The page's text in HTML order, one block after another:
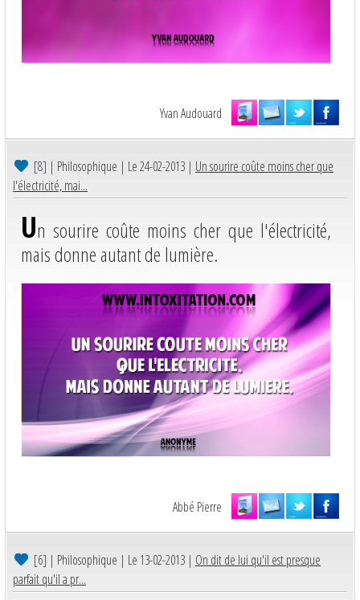
Yvan Audouard
[8] | Philosophique | Le 24-02-2013 | Un sourire coûte moins cher que
l'électricité, mai...
Un sourire coûte moins cher que l'électricité,
mais donne autant de lumière.
Abbé Pierre
[6] | Philosophique | Le 13-02-2013 | On dit de lui qu'il est presque
parfait qu'il a pr...